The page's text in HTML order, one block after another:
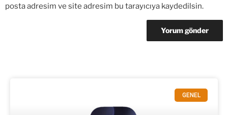
posta adresim ve site adresim bu tarayıcıya kaydedilsin.
GENEL